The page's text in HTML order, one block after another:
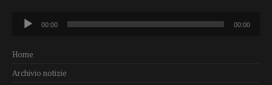
Audio
Player
00:00 00:00
Home
Archivio notizie